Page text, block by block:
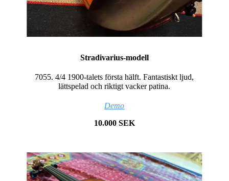
Stradivarius-modell
7055. 4/4 1900-talets första hälft. Fantastiskt ljud,
lättspelad och riktigt vacker patina.
Demo
10.000 SEK